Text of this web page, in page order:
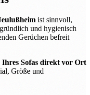
ist sinnvoll,
und hygienisch
Gerüchen befreit
Sofas direkt vor Ort
Größe und